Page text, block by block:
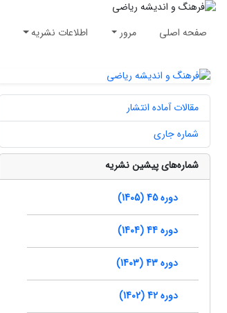
صفحه اصلی مرور اطلاعات نشریه
مقالات آماده انتشار
شماره جاری
شماره‌های پیشین نشریه
دوره 45 (1405)
دوره 44 (1404)
دوره 43 (1403)
دوره 42 (1402)